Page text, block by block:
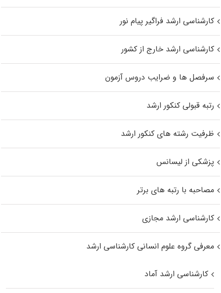
کارشناسی ارشد فراگیر پیام نور
کارشناسی ارشد خارج از کشور
سرفصل ها و ضرایب دروس آزمون
رتبه قبولی کنکور ارشد
ظرفیت رشته های کنکور ارشد
پزشکی از لیسانس
مصاحبه با رتبه های برتر
کارشناسی ارشد مجازی
معرفی گروه علوم انسانی کارشناسی ارشد
کارشناسی ارشد آماد